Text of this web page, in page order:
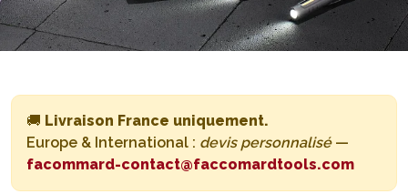
🚚 Livraison France uniquement.
Europe & International : devis personnalisé—
facommard-contact@faccomardtools.com